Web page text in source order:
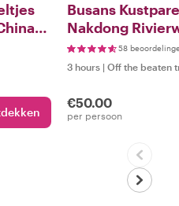
Busans
Nakdong
Zonsondergang
Strand
58
3 hours | Off the beaten
€50.00
per persoon